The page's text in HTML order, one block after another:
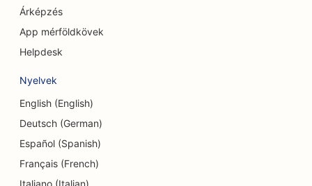
SEO ruházati boltok számára
SEO a süteményboltok számára
SEO a valutaváltó szolgáltatások számára
SEO a táncstúdiók számára
SEO az óvodák számára
SEO az adósságtanácsadási szolgáltatások
Árképzés
App mérföldkövek
Helpdesk
Nyelvek
English (English)
Deutsch (German)
Español (Spanish)
Français (French)
Italiano (Italian)